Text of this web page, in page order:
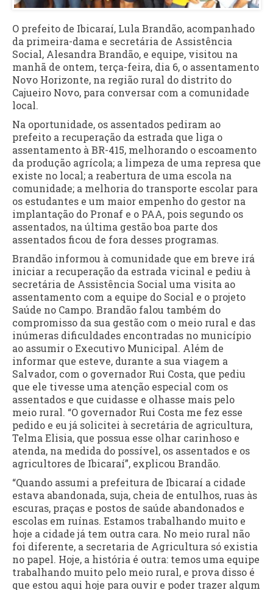
O prefeito de Ibicaraí, Lula Brandão, acompanhado
da primeira-dama e secretária de Assistência
Social, Alesandra Brandão, e equipe, visitou na
manhã de ontem, terça-feira, dia 6, o assentamento
Novo Horizonte, na região rural do distrito do
Cajueiro Novo, para conversar com a comunidade
local.
Na oportunidade, os assentados pediram ao
prefeito a recuperação da estrada que liga o
assentamento à BR-415, melhorando o escoamento
da produção agrícola; a limpeza de uma represa que
existe no local; a reabertura de uma escola na
comunidade; a melhoria do transporte escolar para
os estudantes e um maior empenho do gestor na
implantação do Pronaf e o PAA, pois segundo os
assentados, na última gestão boa parte dos
assentados ficou de fora desses programas.
Brandão informou à comunidade que em breve irá
iniciar a recuperação da estrada vicinal e pediu à
secretária de Assistência Social uma visita ao
assentamento com a equipe do Social e o projeto
Saúde no Campo. Brandão falou também do
compromisso da sua gestão com o meio rural e das
inúmeras dificuldades encontradas no município
ao assumir o Executivo Municipal. Além de
informar que esteve, durante a sua viagem a
Salvador, com o governador Rui Costa, que pediu
que ele tivesse uma atenção especial com os
assentados e que cuidasse e olhasse mais pelo
meio rural. “O governador Rui Costa me fez esse
pedido e eu já solicitei à secretária de agricultura,
Telma Elisia, que possua esse olhar carinhoso e
atenda, na medida do possível, os assentados e os
agricultores de Ibicaraí”, explicou Brandão.
“Quando assumi a prefeitura de Ibicaraí a cidade
estava abandonada, suja, cheia de entulhos, ruas às
escuras, praças e postos de saúde abandonados e
escolas em ruínas. Estamos trabalhando muito e
hoje a cidade já tem outra cara. No meio rural não
foi diferente, a secretaria de Agricultura só existia
no papel. Hoje, a história é outra: temos uma equipe
trabalhando muito pelo meio rural, e prova disso é
que estou aqui hoje para ouvir e poder trazer algum